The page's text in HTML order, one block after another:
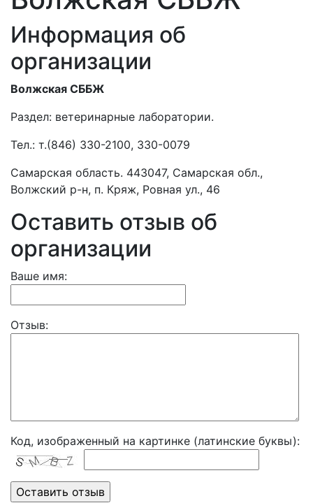
Информация об
организации
Волжская СББЖ
Раздел: ветеринарные лаборатории.
Тел.: т.(846) 330-2100, 330-0079
Самарская область. 443047, Самарская обл.,
Волжский р-н, п. Кряж, Ровная ул., 46
Оставить отзыв об
организации
Ваше имя:
Отзыв:
Код, изображенный на картинке (латинские буквы):